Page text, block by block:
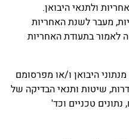
ולתנאי היבואן.
מעבר לשנת האחריות
לאמור בתעודת האחריות
היבואן ו/או מפרסומם
שיטות ותנאי הבדיקה של
נתונים טכניים וכד'